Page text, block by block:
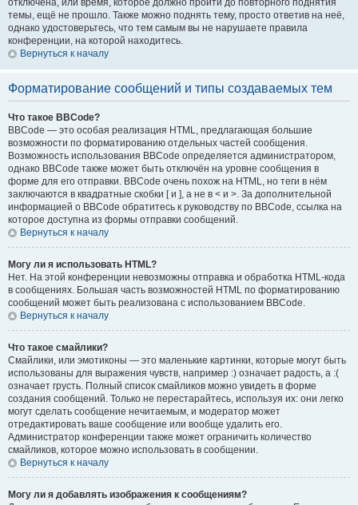
отключена, или время, которое должно пройти до повторного поднятия
темы, ещё не прошло. Также можно поднять тему, просто ответив на неё,
однако удостоверьтесь, что тем самым вы не нарушаете правила
конференции, на которой находитесь.
Вернуться к началу
Форматирование сообщений и типы создаваемых тем
Что такое BBCode?
BBCode — это особая реализация HTML, предлагающая большие
возможности по форматированию отдельных частей сообщения.
Возможность использования BBCode определяется администратором,
однако BBCode также может быть отключён на уровне сообщения в
форме для его отправки. BBCode очень похож на HTML, но теги в нём
заключаются в квадратные скобки [ и ], а не в < и >. За дополнительной
информацией о BBCode обратитесь к руководству по BBCode, ссылка на
которое доступна из формы отправки сообщений.
Вернуться к началу
Могу ли я использовать HTML?
Нет. На этой конференции невозможны отправка и обработка HTML-кода
в сообщениях. Большая часть возможностей HTML по форматированию
сообщений может быть реализована с использованием BBCode.
Вернуться к началу
Что такое смайлики?
Смайлики, или эмотиконы — это маленькие картинки, которые могут быть
использованы для выражения чувств, например :) означает радость, а :(
означает грусть. Полный список смайликов можно увидеть в форме
создания сообщений. Только не перестарайтесь, используя их: они легко
могут сделать сообщение нечитаемым, и модератор может
отредактировать ваше сообщение или вообще удалить его.
Администратор конференции также может ограничить количество
смайликов, которое можно использовать в сообщении.
Вернуться к началу
Могу ли я добавлять изображения к сообщениям?